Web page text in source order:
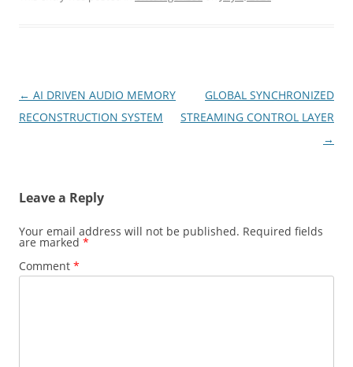
Post
navigation
← AI DRIVEN AUDIO MEMORY
RECONSTRUCTION SYSTEM
GLOBAL SYNCHRONIZED
STREAMING CONTROL LAYER
→
Leave a Reply
Your email address will not be published. Required fields
are marked *
Comment *